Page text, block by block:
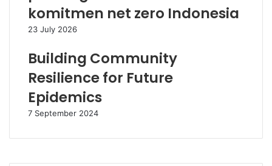
komitmen net zero Indonesia
23 July 2026
Building Community
Resilience for Future
Epidemics
7 September 2024